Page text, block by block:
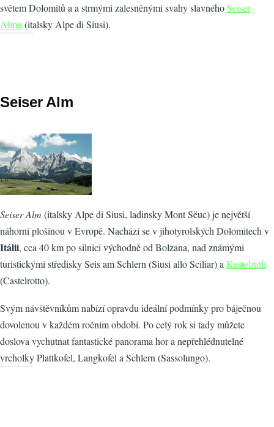
světem Dolomitů a a strmými zalesněnými svahy slavnéhoSeiser
Almu (italsky Alpe di Siusi).
Seiser Alm
Seiser Alm (italsky Alpe di Siusi, ladinsky Mont Sëuc) je největší
náhorní plošinou v Evropě. Nachází se v jihotyrolských Dolomitech v
Itálii, cca 40 km po silnici východně od Bolzana, nad známými
turistickými středisky Seis am Schlern (Siusi allo Sciliar) aKastelruth
(Castelrotto).
Svým návštěvníkům nabízí opravdu ideální podmínky pro báječnou
dovolenou v každém ročním období. Po celý rok si tady můžete
doslova vychutnat fantastické panorama hor a nepřehlédnutelné
vrcholky Plattkofel, Langkofel a Schlern (Sassolungo).